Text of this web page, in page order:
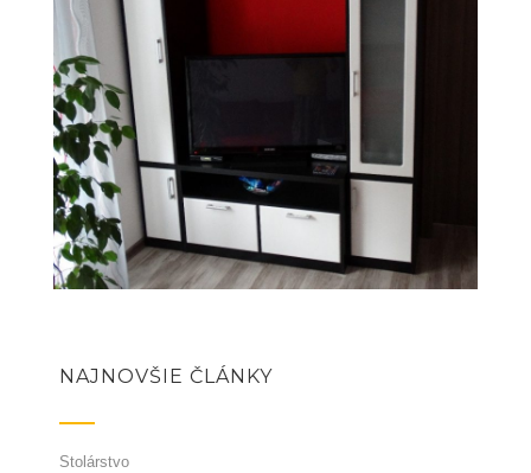
NAJNOVŠIE ČLÁNKY
Stolárstvo